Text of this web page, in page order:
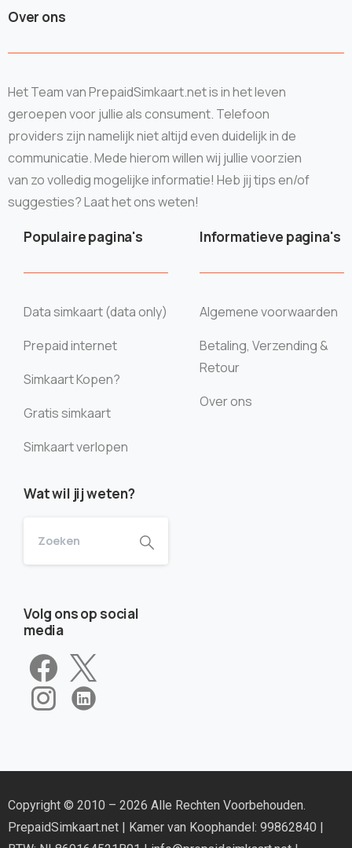
Over ons
Het Team van PrepaidSimkaart.net is in het leven
geroepen voor jullie als consument. Telefoon
providers zijn namelijk niet altijd even duidelijk in de
communicatie. Mede hierom willen wij jullie voorzien
van zo volledig mogelijke informatie! Heb jij tips en/of
suggesties? Laat het ons weten!
Populaire pagina's
Data simkaart (data only)
Prepaid internet
Simkaart Kopen?
Gratis simkaart
Simkaart verlopen
Informatieve pagina's
Algemene voorwaarden
Betaling, Verzending &
Retour
Over ons
Wat wil jij weten?
Volg ons op social
media
Copyright © 2010 – 2026 Alle Rechten Voorbehouden.
PrepaidSimkaart.net | Kamer van Koophandel: 99862840 |